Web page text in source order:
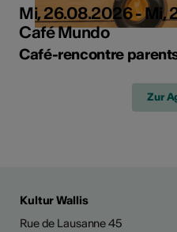
Mi, 26.08.2026 - Mi,
Café Mundo
Café-rencontre
Zur
Kultur Wallis
Rue de Lausanne 45